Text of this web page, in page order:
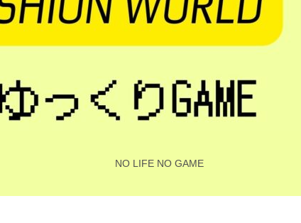
NO LIFE NO GAME